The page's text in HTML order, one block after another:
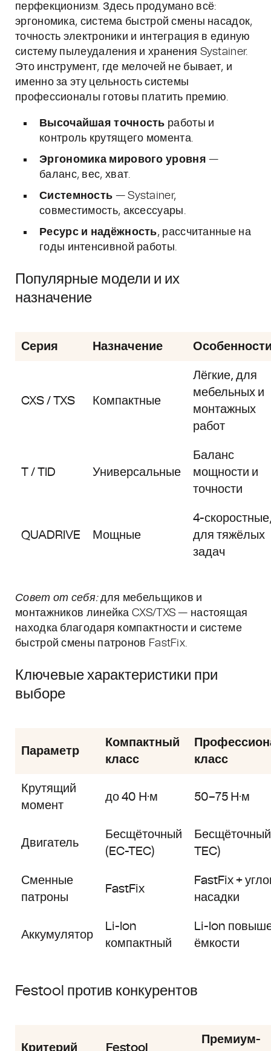
перфекционизм. Здесь продумано всё:
эргономика, система быстрой смены насадок,
точность электроники и интеграция в единую
систему пылеудаления и хранения Systainer.
Это инструмент, где мелочей не бывает, и
именно за эту цельность системы
профессионалы готовы платить премию.
Высочайшая точность работы и
контроль крутящего момента.
Эргономика мирового уровня —
баланс, вес, хват.
Системность — Systainer,
совместимость, аксессуары.
Ресурс и надёжность, рассчитанные на
годы интенсивной работы.
Популярные модели и их
назначение
Серия Назначение
CXS / TXS Компактные
Лёгкие, для
мебельных и
монтажных
работ
T / TID Универсальные
Баланс
мощности и
точности
QUADRIVE Мощные
4-
для тяжёлых
задач
Совет от себя:для мебельщиков и
монтажников линейка CXS/TXS — настоящая
находка благодаря компактности и системе
быстрой смены патронов FastFix.
Ключевые характеристики при
выборе
Параметр
Компактный
класс
класс
Крутящий
момент
до 40 Н·м 50–75 Н·м
Двигатель
Бесщёточный
(EC-TEC)
TEC)
Сменные
патроны
FastFix
FastFix +
насадки
Аккумулятор
Li-Ion
компактный
Li-Ion
ёмкости
Festool против конкурентов
Критерий Festool
Премиум-